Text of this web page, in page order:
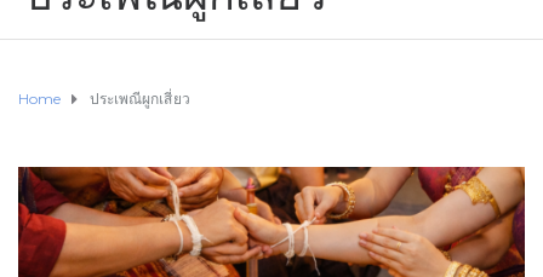
Home ประเพณีผูกเสี่ยว